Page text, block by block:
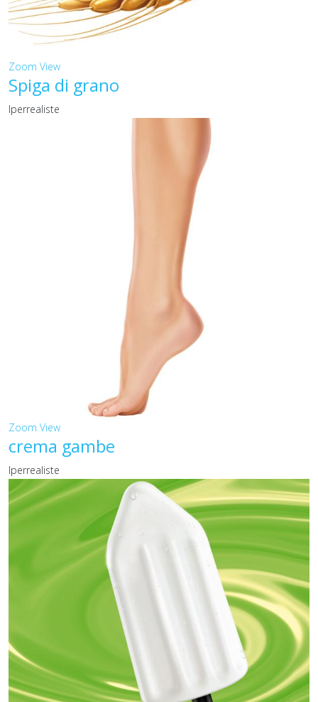
Zoom View
Spiga di grano
Iperrealiste
Zoom View
crema gambe
Iperrealiste